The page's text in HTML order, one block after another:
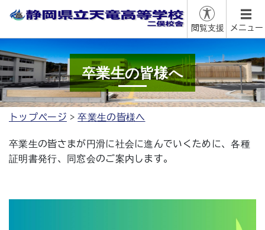
閲覧支援 メニュー
卒業生の皆様へ
トップページ 卒業生の皆様へ
卒業生の皆さまが円滑に社会に進んでいくために、各種
証明書発行、同窓会のご案内します。